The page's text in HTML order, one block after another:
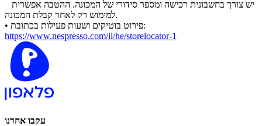
למימוש רק לאחר קבלת המכונה.
• פירוט בוטיקים ושעות פעילות בכתובת:
https://www.nespresso.com/il/he/storelocator-1
עקבו אחרנו